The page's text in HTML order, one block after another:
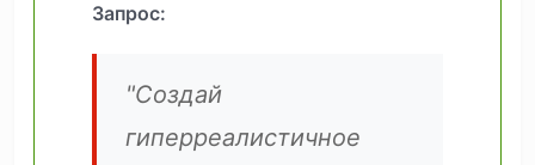
Запрос:
"Создай
гиперреалистичное